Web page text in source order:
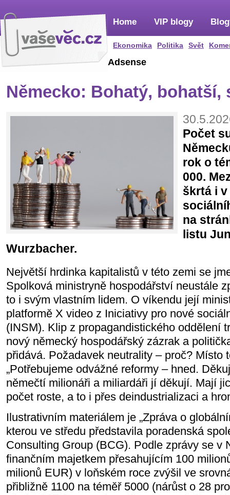
Home
Ekonomika Politika Svět
VIP blogy
Adsense
Německo: Bohatý, bohatší,
Počet
rok o
000.
škrtá i
na
listu
Wurzbacher.
Největší hrdinka kapitalistů v této zemi se
Spolková ministryně hospodářství neustále
to i svým vlastním lidem. O víkendu její
platformě X video z Iniciativy pro nové
(INSM). Klip z propagandistického oddělení
nový německý hospodářský zázrak a
přidává. Požadavek neutrality – proč? Místo
„Potřebujeme odvážné reformy – hned.
němečtí milionáři a miliardáři jí děkují. Mají
počet roste, a to i přes deindustrializaci a
Ilustrativním materiálem je „Zpráva o
kterou ve středu představila poradenská
Consulting Group (BCG). Podle zprávy se v
finančním majetkem přesahujícím 100
milionů EUR) v loňském roce zvýšil ve
přibližně 1100 na téměř 5000 (nárůst o 28